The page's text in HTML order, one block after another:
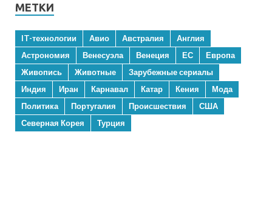
МЕТКИ
IT-технологии Авио Австралия
Англия
Астрономия
Венесуэла Венеция ЕС
Европа
Живопись
Животные
Зарубежные сериалы
Индия
Иран Карнавал Катар Кения
Мода
Политика
Португалия Происшествия
США
Северная Корея
Турция